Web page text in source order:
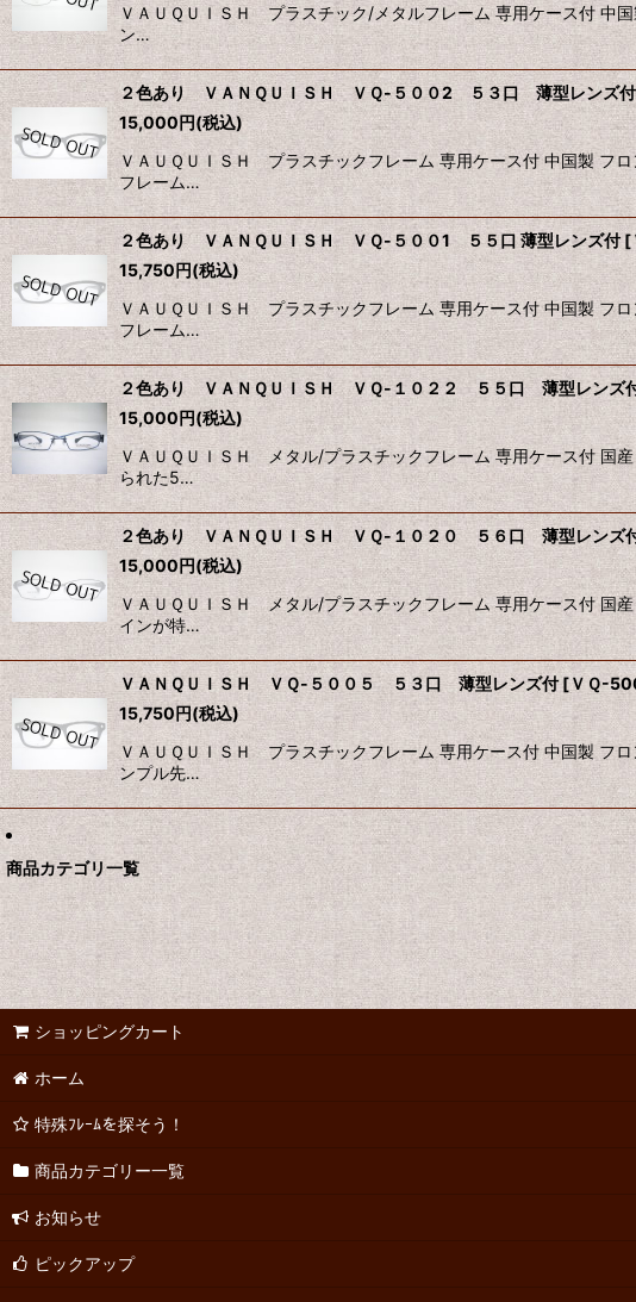
ＶＡＵＱＵＩＳＨ プラスチック/メタルフレーム 専用ケース付 中
ン…
２色あり ＶＡＮＱＵＩＳＨ ＶＱ-５００2 ５３口 薄型レンズ付
15,000円(税込)
ＶＡＵＱＵＩＳＨ プラスチックフレーム 専用ケース付 中国製 フ
フレーム…
２色あり ＶＡＮＱＵＩＳＨ ＶＱ-５００1 ５５口 薄型レンズ付 [
15,750円(税込)
ＶＡＵＱＵＩＳＨ プラスチックフレーム 専用ケース付 中国製 フ
フレーム…
２色あり ＶＡＮＱＵＩＳＨ ＶＱ-１０２２ ５５口 薄型レンズ
15,000円(税込)
ＶＡＵＱＵＩＳＨ メタル/プラスチックフレーム 専用ケース付
られた5…
２色あり ＶＡＮＱＵＩＳＨ ＶＱ-１０２０ ５６口 薄型レンズ
15,000円(税込)
ＶＡＵＱＵＩＳＨ メタル/プラスチックフレーム 専用ケース付
インが特…
ＶＡＮＱＵＩＳＨ ＶＱ-５００５ ５３口 薄型レンズ付[ＶＱ-
15,750円(税込)
ＶＡＵＱＵＩＳＨ プラスチックフレーム 専用ケース付 中国製 フ
ンプル先…
商品カテゴリ一覧
ショッピングカート
ホーム
特殊ﾌﾚｰﾑを探そう！
商品カテゴリー一覧
お知らせ
ピックアップ